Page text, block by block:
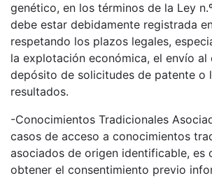
genético, en los términos de la Ley
debe estar debidamente registrada
respetando los plazos legales,
la explotación económica, el envío al
depósito de solicitudes de patente o
resultados.
-Conocimientos Tradicionales
casos de acceso a conocimientos
asociados de origen identificable, es
obtener el consentimiento previo